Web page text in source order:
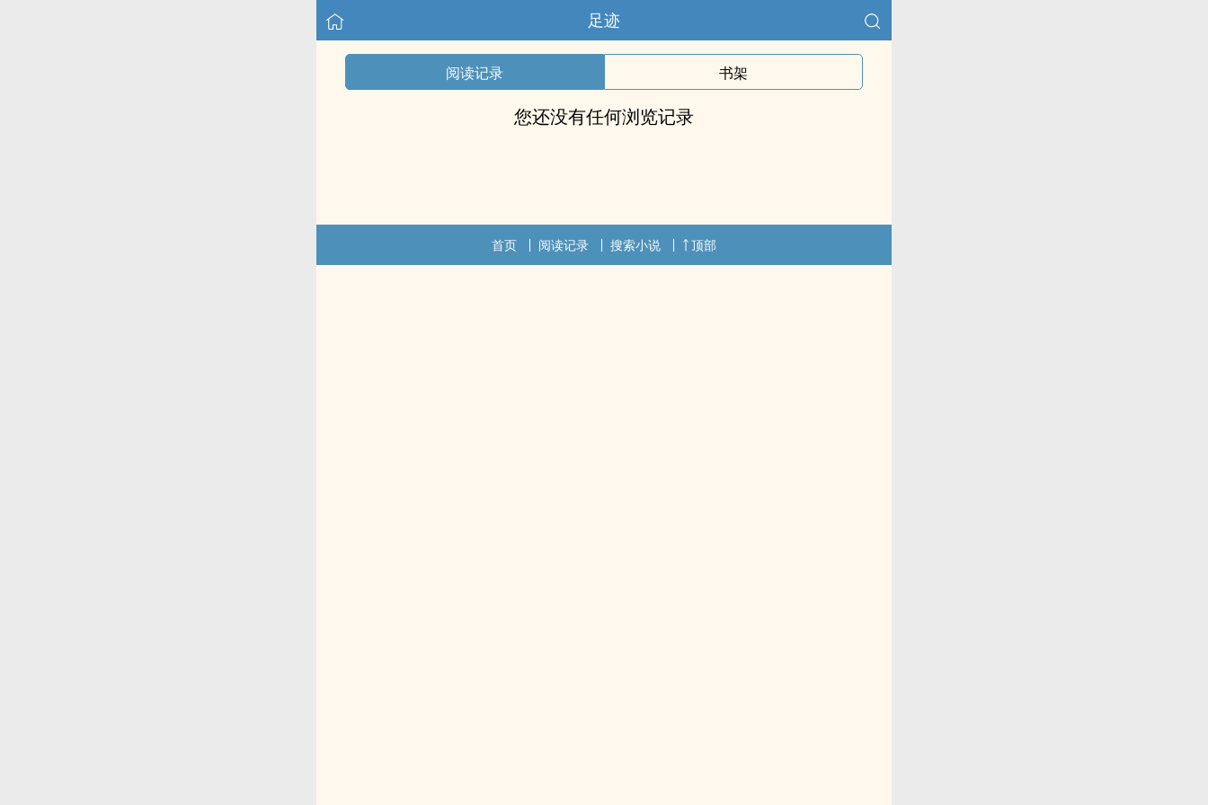
足迹
阅读记录 书架
您还没有任何浏览记录
首页 阅读记录 搜索小说 顶部